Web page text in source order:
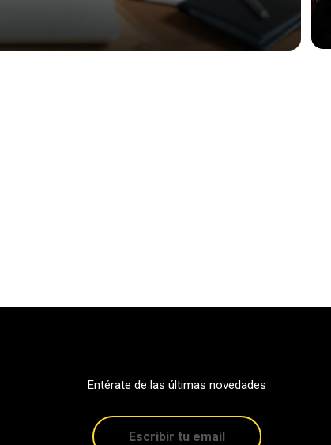
Entérate de las últimas novedades